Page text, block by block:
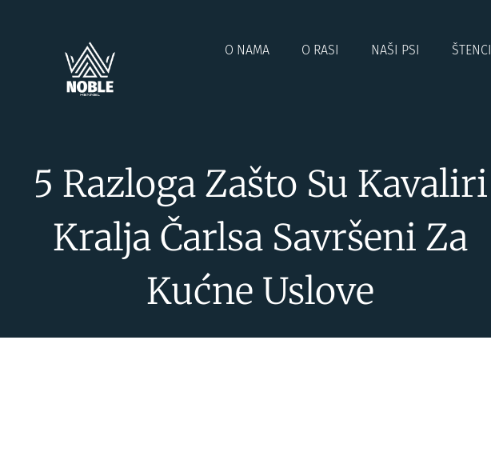
O NAMA O RASI NAŠI PSI ŠTENCI
5 Razloga Zašto Su Kavaliri
Kralja Čarlsa Savršeni Za
Kućne Uslove